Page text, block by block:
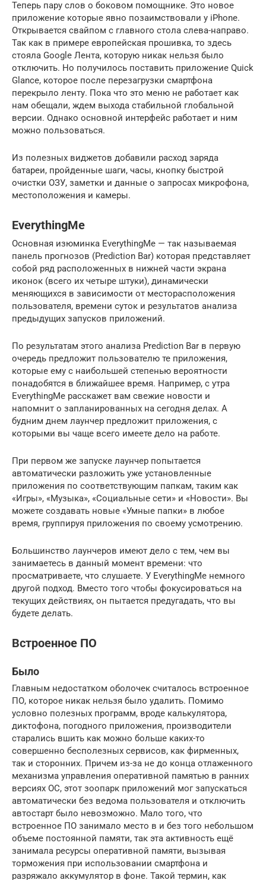
Теперь пару слов о боковом помощнике. Это новое
приложение которые явно позаимствовали у iPhone.
Открывается свайпом с главного стола слева-направо.
Так как в примере европейская прошивка, то здесь
стояла Google Лента, которую никак нельзя было
отключить. Но получилось поставить приложение Quick
Glance, которое после перезагрузки смартфона
перекрыло ленту. Пока что это меню не работает как
нам обещали, ждем выхода стабильной глобальной
версии. Однако основной интерфейс работает и ним
можно пользоваться.
Из полезных виджетов добавили расход заряда
батареи, пройденные шаги, часы, кнопку быстрой
очистки ОЗУ, заметки и данные о запросах микрофона,
местоположения и камеры.
EverythingMe
Основная изюминка EverythingMe — так называемая
панель прогнозов (Prediction Bar) которая представляет
собой ряд расположенных в нижней части экрана
иконок (всего их четыре штуки), динамически
меняющихся в зависимости от месторасположения
пользователя, времени суток и результатов анализа
предыдущих запусков приложений.
По результатам этого анализа Prediction Bar в первую
очередь предложит пользователю те приложения,
которые ему с наибольшей степенью вероятности
понадобятся в ближайшее время. Например, с утра
EverythingMe расскажет вам свежие новости и
напомнит о запланированных на сегодня делах. А
будним днем лаунчер предложит приложения, с
которыми вы чаще всего имеете дело на работе.
При первом же запуске лаунчер попытается
автоматически разложить уже установленные
приложения по соответствующим папкам, таким как
«Игры», «Музыка», «Социальные сети» и «Новости». Вы
можете создавать новые «Умные папки» в любое
время, группируя приложения по своему усмотрению.
Большинство лаунчеров имеют дело с тем, чем вы
занимаетесь в данный момент времени: что
просматриваете, что слушаете. У EverythingMe немного
другой подход. Вместо того чтобы фокусироваться на
текущих действиях, он пытается предугадать, что вы
будете делать.
Встроенное ПО
Было
Главным недостатком оболочек считалось встроенное
ПО, которое никак нельзя было удалить. Помимо
условно полезных программ, вроде калькулятора,
диктофона, погодного приложения, производители
старались вшить как можно больше каких-то
совершенно бесполезных сервисов, как фирменных,
так и сторонних. Причем из-за не до конца отлаженного
механизма управления оперативной памятью в ранних
версиях ОС, этот зоопарк приложений мог запускаться
автоматически без ведома пользователя и отключить
автостарт было невозможно. Мало того, что
встроенное ПО занимало место в и без того небольшом
объеме постоянной памяти, так эта активность ещё
занимала ресурсы оперативной памяти, вызывая
торможения при использовании смартфона и
разряжало аккумулятор в фоне. Такой термин, как